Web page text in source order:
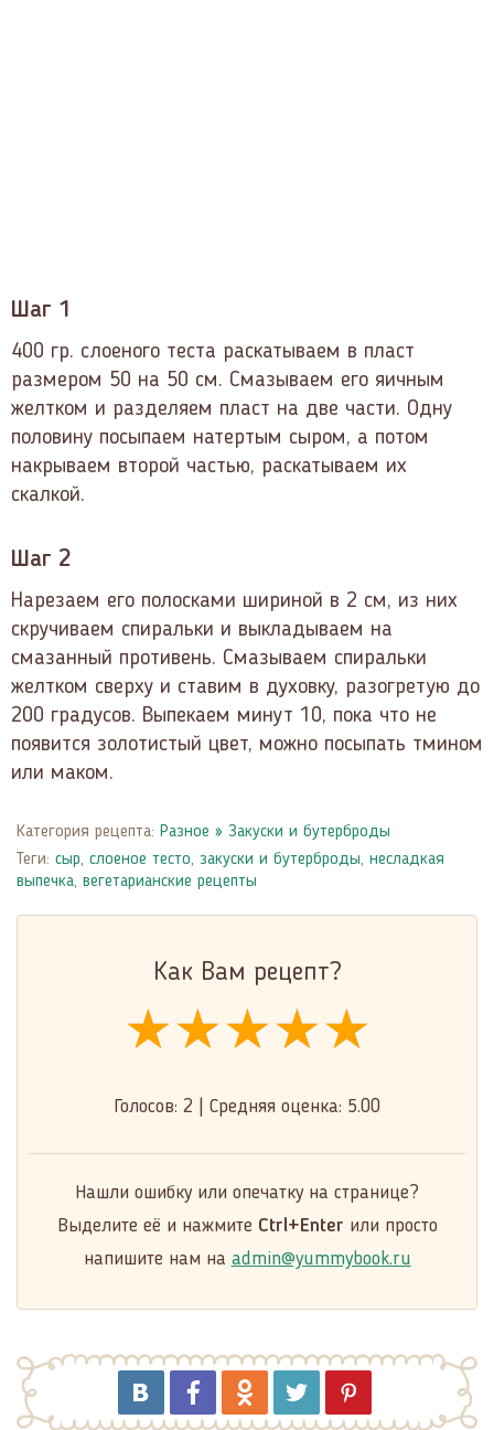
Шаг 1
400 гр. слоеного теста раскатываем в пласт
размером 50 на 50 см. Смазываем его яичным
желтком и разделяем пласт на две части. Одну
половину посыпаем натертым сыром, а потом
накрываем второй частью, раскатываем их
скалкой.
Шаг 2
Нарезаем его полосками шириной в 2 см, из них
скручиваем спиральки и выкладываем на
смазанный противень. Смазываем спиральки
желтком сверху и ставим в духовку, разогретую до
200 градусов. Выпекаем минут 10, пока что не
появится золотистый цвет, можно посыпать тмином
или маком.
Категория рецепта: Разное » Закуски и бутерброды
Теги: сыр, слоеное тесто, закуски и бутерброды, несладкая
выпечка, вегетарианские рецепты
Как Вам рецепт?
★★★★★
★★★★★
★★★★★
Голосов: 2 Средняя оценка: 5.00
Нашли ошибку или опечатку на странице?
Выделите её и нажмите Ctrl+Enter или просто
напишите нам на admin@yummybook.ru